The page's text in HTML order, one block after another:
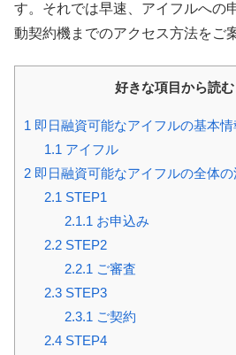
す。それでは早速、アイフルへの
動契約機までのアクセス方法をご
好きな項目から読む
1 即日融資可能なアイフルの基本
1.1 アイフル
2 即日融資可能なアイフルの全体
2.1 STEP1
2.1.1 お申込み
2.2STEP2
2.2.1 ご審査
2.3STEP3
2.3.1 ご契約
2.4STEP4